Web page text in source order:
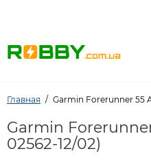
Главная Garmin Forerunner 55
Garmin
02562-12/02)